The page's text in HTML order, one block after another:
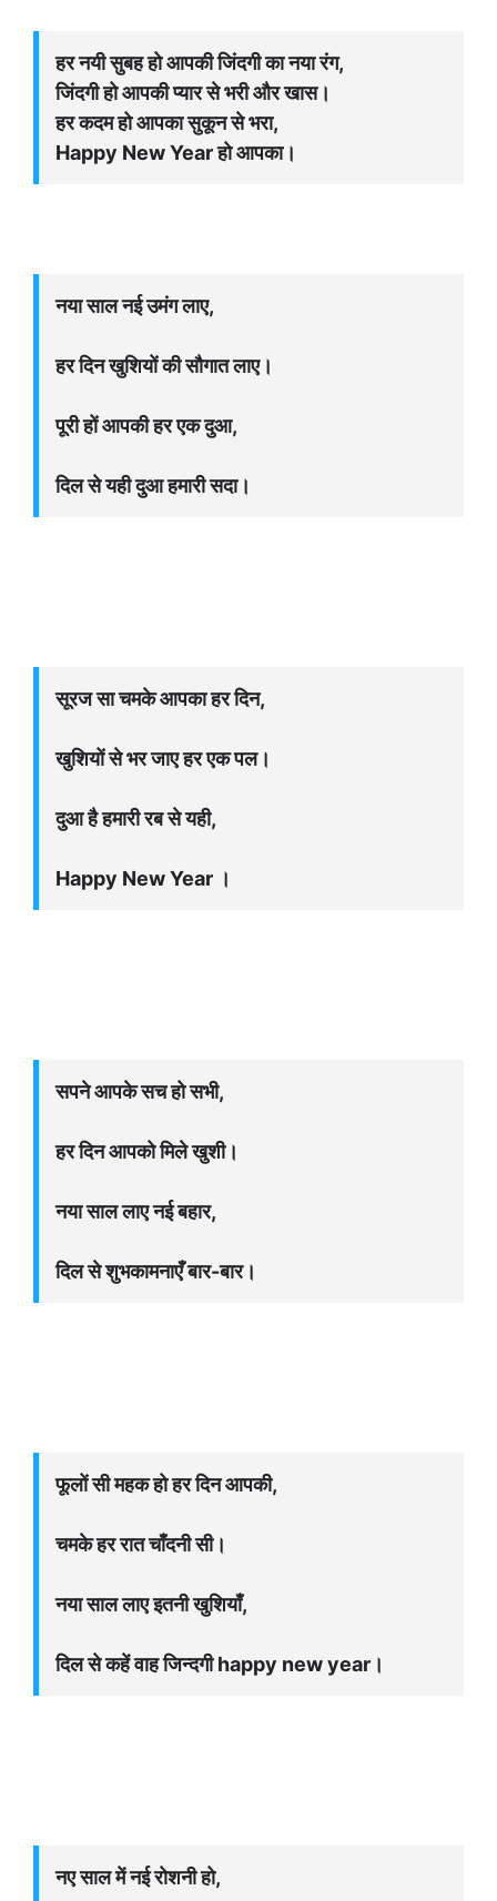
हर नयी सुबह हो आपकी जिंदगी का नया रंग,
जिंदगी हो आपकी प्यार से भरी और खास।
हर कदम हो आपका सुकून से भरा,
Happy New Year हो आपका।
नया साल नई उमंग लाए,
हर दिन खुशियों की सौगात लाए।
पूरी हों आपकी हर एक दुआ,
दिल से यही दुआ हमारी सदा।
सूरज सा चमके आपका हर दिन,
खुशियों से भर जाए हर एक पल।
दुआ है हमारी रब से यही,
Happy New Year ।
सपने आपके सच हो सभी,
हर दिन आपको मिले खुशी।
नया साल लाए नई बहार,
दिल से शुभकामनाएँ बार-बार।
फूलों सी महक हो हर दिन आपकी,
चमके हर रात चाँदनी सी।
नया साल लाए इतनी खुशियाँ,
दिल से कहें वाह जिन्दगी happy new year।
नए साल में नई रोशनी हो,